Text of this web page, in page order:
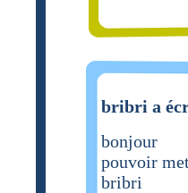
bribri a
bonjour
pouvoir
bribri